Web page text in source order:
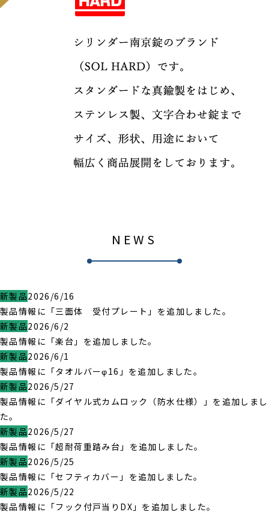
NEWS
新製品2026/6/16
製品情報に「三面体 受付プレート」を追加しました。
新製品2026/6/2
製品情報に「楽台」を追加しました。
新製品2026/6/1
製品情報に「タオルバーφ16」を追加しました。
新製品2026/5/27
製品情報に「ダイヤル式カムロック（防水仕様）」を追加しまし
た。
新製品2026/5/27
製品情報に「超耐荷重踏み台」を追加しました。
新製品2026/5/25
製品情報に「セフティカバー」を追加しました。
新製品2026/5/22
製品情報に「フック付戸当りDX」を追加しました。